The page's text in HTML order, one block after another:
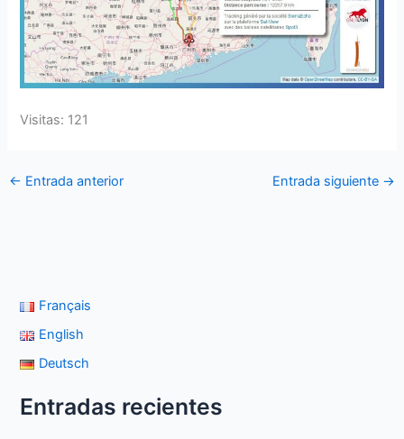
Visitas: 121
← Entrada anterior Entrada siguiente →
Français
English
Deutsch
Entradas recientes